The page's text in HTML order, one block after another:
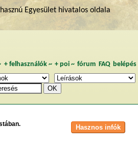
Egyesület hivatalos oldala
+ felhasználók~ + poi~ fórum FAQ belépés